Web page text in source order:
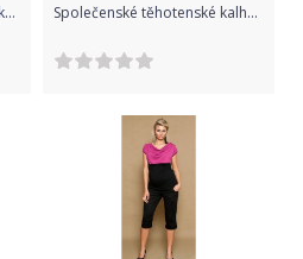
Těhotenské kalhoty s elastickým pásem a kapsami - khaki, Velikosti těh. moda S (36) Společenské těhotenské kalhoty BEA - černé, Velikosti těh. moda XL (42)